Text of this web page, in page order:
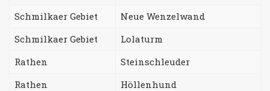
Schmilkaer Gebiet
Neue Wenzelwand
Schmilkaer Gebiet
Lolaturm
Rathen
Steinschleuder
Rathen
Höllenhund